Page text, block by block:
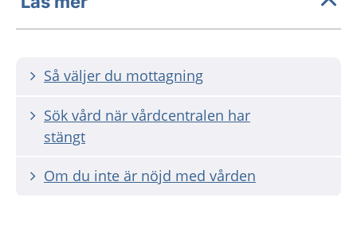
Så väljer du mottagning
Sök vård när vårdcentralen har
stängt
Om du inte är nöjd med vården